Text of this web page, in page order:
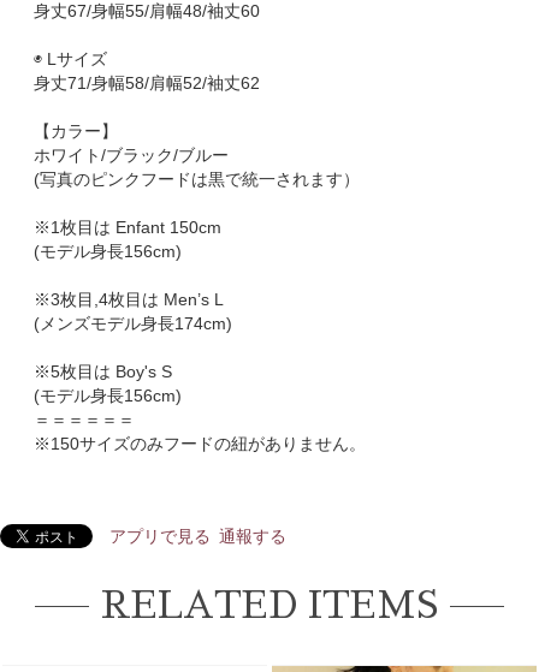
身丈67/身幅55/肩幅48/袖丈60
◉ Lサイズ
身丈71/身幅58/肩幅52/袖丈62
【カラー】
ホワイト/ブラック/ブルー
(写真のピンクフードは黒で統一されます）
※1枚目は Enfant 150cm
(モデル身長156cm)
※3枚目,4枚目は Men’s L
(メンズモデル身長174cm)
※5枚目は Boy's S
(モデル身長156cm)
＝＝＝＝＝＝
※150サイズのみフードの紐がありません。
アプリで見る 通報する
RELATED ITEMS